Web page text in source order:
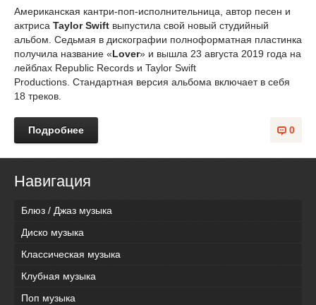
Американская кантри-поп-исполнительница, автор песен и
актриса Taylor Swift выпустила свой новый студийный
альбом. Седьмая в дискографии полноформатная пластинка
получила название «Lover» и вышла 23 августа 2019 года на
лейблах Republic Records и Taylor Swift
Productions. Стандартная версия альбома включает в себя
18 треков.
0
Подробнее
Навигация
Блюз / Джаз музыка
Диско музыка
Классическая музыка
Клубная музыка
Поп музыка